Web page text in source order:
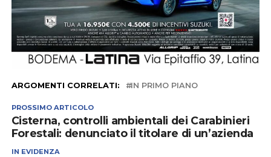
ARGOMENTI CORRELATI: IN PRIMO PIANO
PROSSIMO ARTICOLO
Cisterna, controlli ambientali dei Carabinieri
Forestali: denunciato il titolare di un’azienda
IN EVIDENZA